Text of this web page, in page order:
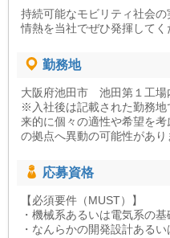
持続可能なモビリティ社会
情熱を当社でぜひ発揮してく
勤務地
大阪府池田市 池田第１工場
※入社後は記載された勤務
来的に個々の適性や希望を
の拠点へ異動の可能性があり
応募資格
【必須要件（MUST）】
・機械系あるいは電気系の
・なんらかの開発設計ある